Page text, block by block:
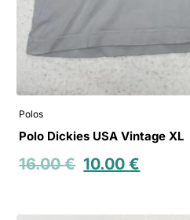
Polos
Polo Dickies USA Vintage XL
16.00€ 10.00€